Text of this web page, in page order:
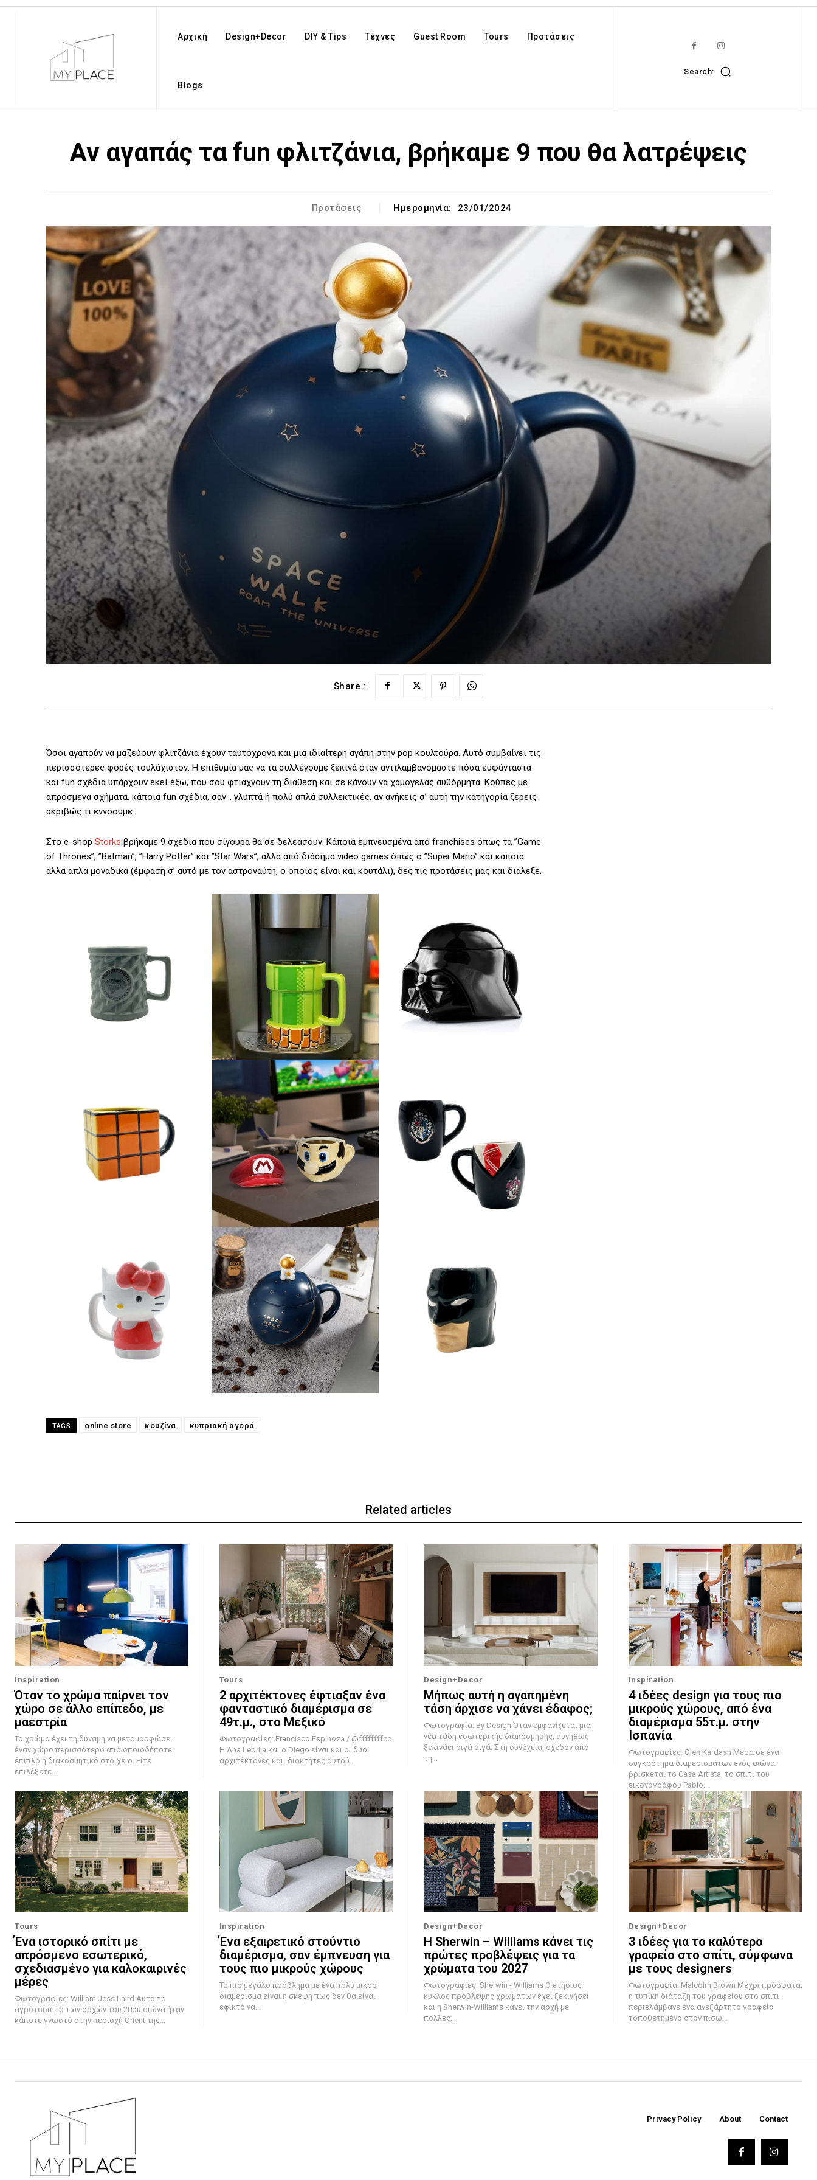
Αρχική Design+Decor DIY & Tips Τέχνες Guest Room Tours Προτάσεις
Blogs
Search:
Αν αγαπάς τα fun φλιτζάνια, βρήκαμε 9 που θα λατρέψεις
Προτάσεις Ημερομηνία: 23/01/2024
Share :
Όσοι αγαπούν να μαζεύουν φλιτζάνια έχουν ταυτόχρονα και μια ιδιαίτερη αγάπη στην pop κουλτούρα. Αυτό συμβαίνει τις
περισσότερες φορές τουλάχιστον. Η επιθυμία μας να τα συλλέγουμε ξεκινά όταν αντιλαμβανόμαστε πόσα ευφάνταστα
και fun σχέδια υπάρχουν εκεί έξω, που σου φτιάχνουν τη διάθεση και σε κάνουν να χαμογελάς αυθόρμητα. Κούπες με
απρόσμενα σχήματα, κάποια fun σχέδια, σαν… γλυπτά ή πολύ απλά συλλεκτικές, αν ανήκεις σ’ αυτή την κατηγορία ξέρεις
ακριβώς τι εννοούμε.
Στο e-shop Storks βρήκαμε 9 σχέδια που σίγουρα θα σε δελεάσουν. Κάποια εμπνευσμένα από franchises όπως τα ”Game
of Thrones”, ”Batman”, ”Harry Potter” και ”Star Wars”, άλλα από διάσημα video games όπως ο ”Super Mario” και κάποια
άλλα απλά μοναδικά (έμφαση σ’ αυτό με τον αστροναύτη, ο οποίος είναι και κουτάλι), δες τις προτάσεις μας και διάλεξε.
TAGS online store κουζίνα κυπριακή αγορά
Related articles
Inspiration
Όταν το χρώμα παίρνει τον
χώρο σε άλλο επίπεδο, με
μαεστρία
Το χρώμα έχει τη δύναμη να μεταμορφώσει
έναν χώρο περισσότερο από οποιοδήποτε
έπιπλο ή διακοσμητικό στοιχείο. Είτε
επιλέξετε...
Tours
2 αρχιτέκτονες έφτιαξαν ένα
φανταστικό διαμέρισμα σε
49τ.μ., στο Μεξικό
Φωτογραφίες: Francisco Espinoza / @ffffffffco
Η Ana Lebrija και ο Diego είναι και οι δύο
αρχιτέκτονες και ιδιοκτήτες αυτού...
Design+Decor
Μήπως αυτή η αγαπημένη
τάση άρχισε να χάνει έδαφος;
Φωτογραφία: By Design Όταν εμφανίζεται μια
νέα τάση εσωτερικής διακόσμησης, συνήθως
ξεκινάει σιγά σιγά. Στη συνέχεια, σχεδόν από
τη...
Inspiration
4 ιδέες design για τους πιο
μικρούς χώρους, από ένα
διαμέρισμα 55τ.μ. στην
Ισπανία
Φωτογραφίες: Oleh Kardash Μέσα σε ένα
συγκρότημα διαμερισμάτων ενός αιώνα
βρίσκεται το Casa Artista, το σπίτι του
εικονογράφου Pablo...
Tours
Ένα ιστορικό σπίτι με
απρόσμενο εσωτερικό,
σχεδιασμένο για καλοκαιρινές
μέρες
Φωτογραφίες: William Jess Laird Αυτό το
αγροτόσπιτο των αρχών του 20ού αιώνα ήταν
κάποτε γνωστό στην περιοχή Orient της...
Inspiration
Ένα εξαιρετικό στούντιο
διαμέρισμα, σαν έμπνευση για
τους πιο μικρούς χώρους
Το πιο μεγάλο πρόβλημα με ένα πολύ μικρό
διαμέρισμα είναι η σκέψη πως δεν θα είναι
εφικτό να...
Design+Decor
Η Sherwin – Williams κάνει τις
πρώτες προβλέψεις για τα
χρώματα του 2027
Φωτογραφίες: Sherwin - Williams Ο ετήσιος
κύκλος πρόβλεψης χρωμάτων έχει ξεκινήσει
και η Sherwin-Williams κάνει την αρχή με
πολλές...
Design+Decor
3 ιδέες για το καλύτερο
γραφείο στο σπίτι, σύμφωνα
με τους designers
Φωτογραφία: Malcolm Brown Μέχρι πρόσφατα,
η τυπική διάταξη του γραφείου στο σπίτι
περιελάμβανε ένα ανεξάρτητο γραφείο
τοποθετημένο στον πίσω...
Privacy Policy About Contact